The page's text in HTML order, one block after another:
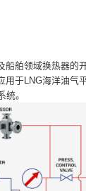
船舶领域换热器的
用于LNG海洋油气
统。